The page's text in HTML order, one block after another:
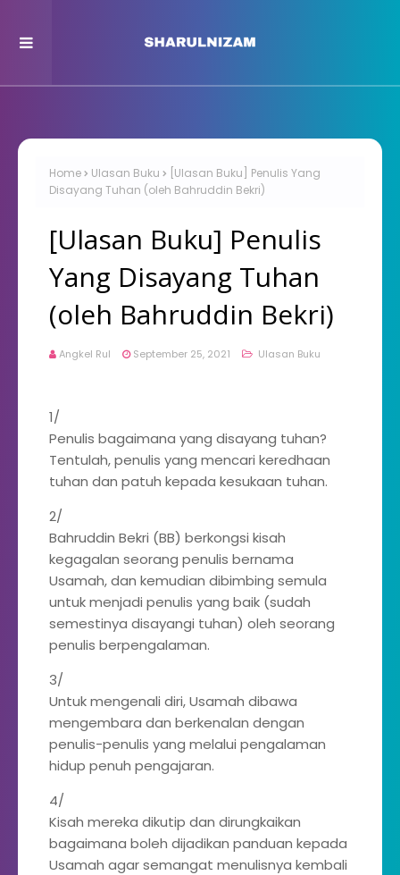
Home Ulasan Buku
[Ulasan Buku] Penulis Yang
Disayang Tuhan (oleh Bahruddin Bekri)
[Ulasan Buku] Penulis
Yang Disayang Tuhan
(oleh Bahruddin Bekri)
Angkel Rul September 25, 2021 Ulasan Buku
1/
Penulis bagaimana yang disayang tuhan?
Tentulah, penulis yang mencari keredhaan
tuhan dan patuh kepada kesukaan tuhan.
2/
Bahruddin Bekri (BB) berkongsi kisah
kegagalan seorang penulis bernama
Usamah, dan kemudian dibimbing semula
untuk menjadi penulis yang baik (sudah
semestinya disayangi tuhan) oleh seorang
penulis berpengalaman.
3/
Untuk mengenali diri, Usamah dibawa
mengembara dan berkenalan dengan
penulis-penulis yang melalui pengalaman
hidup penuh pengajaran.
4/
Kisah mereka dikutip dan dirungkaikan
bagaimana boleh dijadikan panduan kepada
Usamah agar semangat menulisnya kembali